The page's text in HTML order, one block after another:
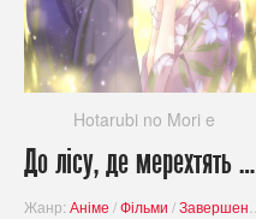
Hotarubi no Mori e
До лісу, де мерехтять світлячки / Hotarubi no Mori e
Жанр: Аніме /Фільми /Завершені проєкти